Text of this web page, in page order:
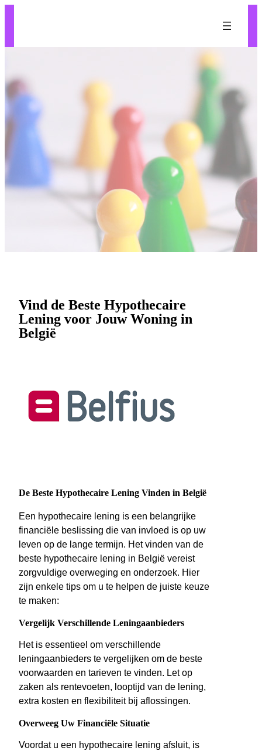
Vind de Beste Hypothecaire
Lening voor Jouw Woning in
België
De Beste Hypothecaire Lening Vinden in België
Een hypothecaire lening is een belangrijke
financiële beslissing die van invloed is op uw
leven op de lange termijn. Het vinden van de
beste hypothecaire lening in België vereist
zorgvuldige overweging en onderzoek. Hier
zijn enkele tips om u te helpen de juiste keuze
te maken:
Vergelijk Verschillende Leningaanbieders
Het is essentieel om verschillende
leningaanbieders te vergelijken om de beste
voorwaarden en tarieven te vinden. Let op
zaken als rentevoeten, looptijd van de lening,
extra kosten en flexibiliteit bij aflossingen.
Overweeg Uw Financiële Situatie
Voordat u een hypothecaire lening afsluit, is